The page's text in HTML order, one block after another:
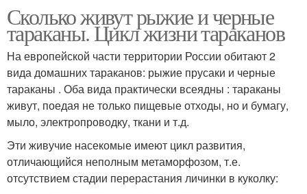
Сколько живут рыжие и черные
тараканы. Цикл жизни тараканов
На европейской части территории России обитают 2
вида домашних тараканов: рыжие прусаки и черные
тараканы . Оба вида практически всеядны : тараканы
живут, поедая не только пищевые отходы, но и бумагу,
мыло, электропроводку, ткани и т.д.
Эти живучие насекомые имеют цикл развития,
отличающийся неполным метаморфозом, т.е.
отсутствием стадии перерастания личинки в куколку: